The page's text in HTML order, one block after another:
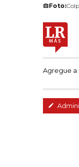
Foto:
Agregue a